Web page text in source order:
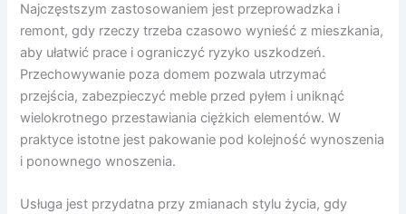
Najczęstszym zastosowaniem jest przeprowadzka i
remont, gdy rzeczy trzeba czasowo wynieść z mieszkania,
aby ułatwić prace i ograniczyć ryzyko uszkodzeń.
Przechowywanie poza domem pozwala utrzymać
przejścia, zabezpieczyć meble przed pyłem i uniknąć
wielokrotnego przestawiania ciężkich elementów. W
praktyce istotne jest pakowanie pod kolejność wynoszenia
i ponownego wnoszenia.
Usługa jest przydatna przy zmianach stylu życia, gdy